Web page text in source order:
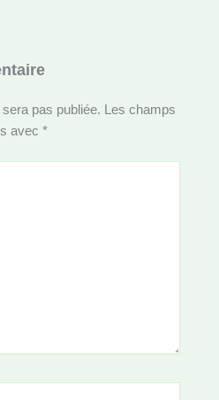
pas publiée. Les champs
avec*